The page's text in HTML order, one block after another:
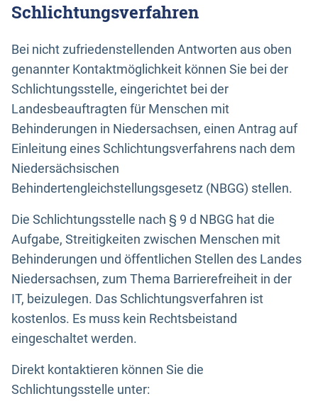
Schlichtungsverfahren
Bei nicht zufriedenstellenden Antworten aus oben
genannter Kontaktmöglichkeit können Sie bei der
Schlichtungsstelle, eingerichtet bei der
Landesbeauftragten für Menschen mit
Behinderungen in Niedersachsen, einen Antrag auf
Einleitung eines Schlichtungsverfahrens nach dem
Niedersächsischen
Behindertengleichstellungsgesetz (NBGG) stellen.
Die Schlichtungsstelle nach § 9 d NBGG hat die
Aufgabe, Streitigkeiten zwischen Menschen mit
Behinderungen und öffentlichen Stellen des Landes
Niedersachsen, zum Thema Barrierefreiheit in der
IT, beizulegen. Das Schlichtungsverfahren ist
kostenlos. Es muss kein Rechtsbeistand
eingeschaltet werden.
Direkt kontaktieren können Sie die
Schlichtungsstelle unter: